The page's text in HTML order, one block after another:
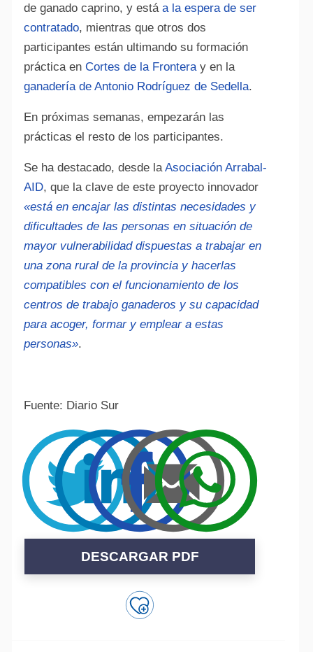
de ganado caprino, y está a la espera de ser
contratado, mientras que otros dos
participantes están ultimando su formación
práctica en Cortes de la Fronteray en la
ganadería de Antonio Rodríguez de Sedella.
En próximas semanas, empezarán las
prácticas el resto de los participantes.
Se ha destacado, desde la Asociación Arrabal-
AID, que la clave de este proyecto innovador
«está en encajar las distintas necesidades y
dificultades de las personas en situación de
mayor vulnerabilidad dispuestas a trabajar en
una zona rural de la provincia y hacerlas
compatibles con el funcionamiento de los
centros de trabajo ganaderos y su capacidad
para acoger, formar y emplear a estas
personas».
Fuente: Diario Sur
DESCARGAR PDF